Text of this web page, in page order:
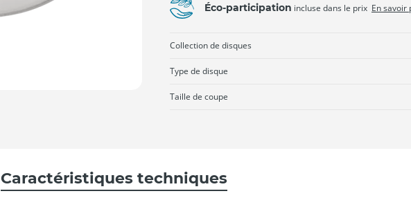
Éco-participation incluse dans le prix En savoir
Collection de disques
Type de disque
Taille de coupe
Caractéristiques techniques